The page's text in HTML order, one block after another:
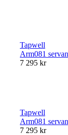
Tapwell
Arm081
7 295 kr
Tapwell
Arm081
7 295 kr